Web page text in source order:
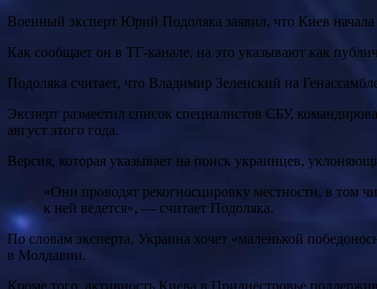
Военный эксперт Юрий Подоляка заявил, что Киев
Как сообщает он в ТГ-канале, на это указывают как
Подоляка считает, что Владимир Зеленский на
Эксперт разместил список специалистов СБУ,
август этого года.
Версия, которая указывает на поиск украинцев,
«Они проводят рекогносцировку местности, в том числе с украинской стороны, для возможных будущих боевых действий. Не факт, что война начнется немедленно, но подготовка
к ней ведется», — считает Подоляка.
По словам эксперта, Украина хочет «маленькой
в Молдавии.
Кроме того, активность Киева в Приднестровье